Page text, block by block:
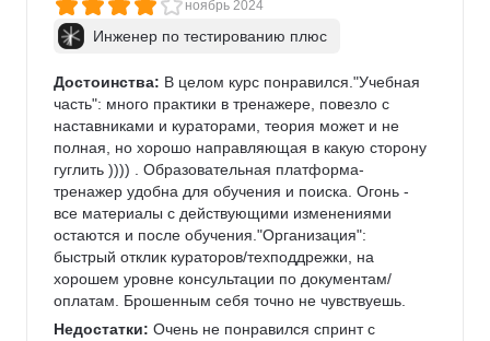
ноябрь 2024
Инженер по тестированию плюс
Достоинства: В целом курс понравился."Учебная
часть": много практики в тренажере, повезло с
наставниками и кураторами, теория может и не
полная, но хорошо направляющая в какую сторону
гуглить )))) . Образовательная платформа-
тренажер удобна для обучения и поиска. Огонь -
все материалы с действующими изменениями
остаются и после обучения."Организация":
быстрый отклик кураторов/техподдрежки, на
хорошем уровне консультации по документам/
оплатам. Брошенным себя точно не чувствуешь.
Недостатки: Очень не понравился спринт с